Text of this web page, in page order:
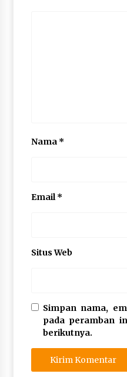
Nama *
Email *
Situs Web
Simpan nama,
pada peramban
berikutnya.